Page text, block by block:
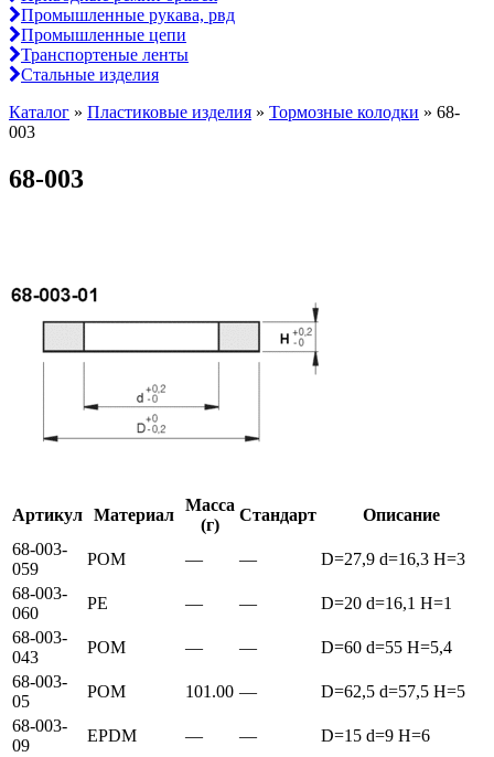
Промышленные рукава, рвд
Промышленные цепи
Транспортеные ленты
Стальные изделия
Каталог » Пластиковые изделия » Тормозные колодки » 68-
003
68-003
Артикул Материал
Масса
(г)
Стандарт
Описание
68-003-
059
POM — —
D=27,9 d=16,3 H=3
68-003-
060
PE — —
D=20 d=16,1 H=1
68-003-
043
POM — —
D=60 d=55 H=5,4
68-003-
05
POM 101.00 —
D=62,5 d=57,5 H=5
68-003-
09
EPDM — —
D=15 d=9 H=6